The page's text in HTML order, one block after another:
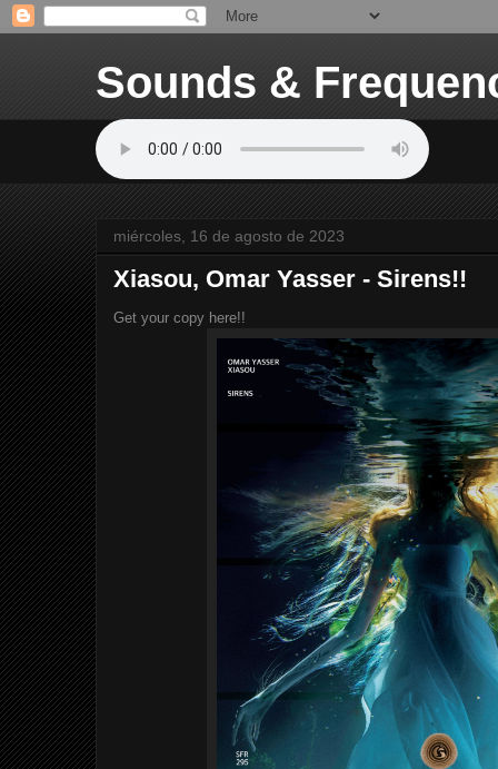
Sounds &
miércoles, 16 de agosto de 2023
Xiasou, Omar Yasser - Sirens!!
Get your copy here!!